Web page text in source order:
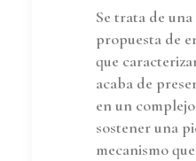
Se trata de
propuesta de
que
acaba de
en un
sostener una
mecanismo